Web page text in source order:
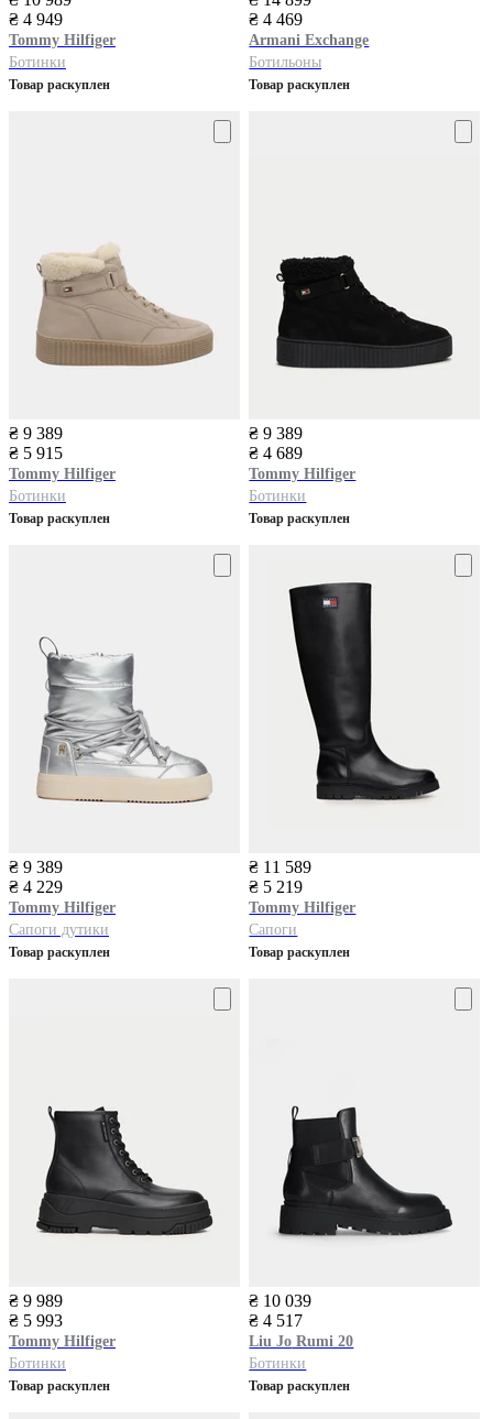
₴ 4 949
Tommy Hilfiger
Ботинки
Товар раскуплен
₴ 4 469
Armani Exchange
Бoтильоны
Товар раскуплен
₴ 9 389
₴ 5 915
Tommy Hilfiger
Ботинки
Товар раскуплен
₴ 9 389
₴ 4 689
Tommy Hilfiger
Ботинки
Товар раскуплен
₴ 9 389
₴ 4 229
Tommy Hilfiger
Сапоги дутики
Товар раскуплен
₴ 11 589
₴ 5 219
Tommy Hilfiger
Сапоги
Товар раскуплен
₴ 9 989
₴ 5 993
Tommy Hilfiger
Ботинки
Товар раскуплен
₴ 10 039
₴ 4 517
Liu Jo Rumi 20
Ботинки
Товар раскуплен